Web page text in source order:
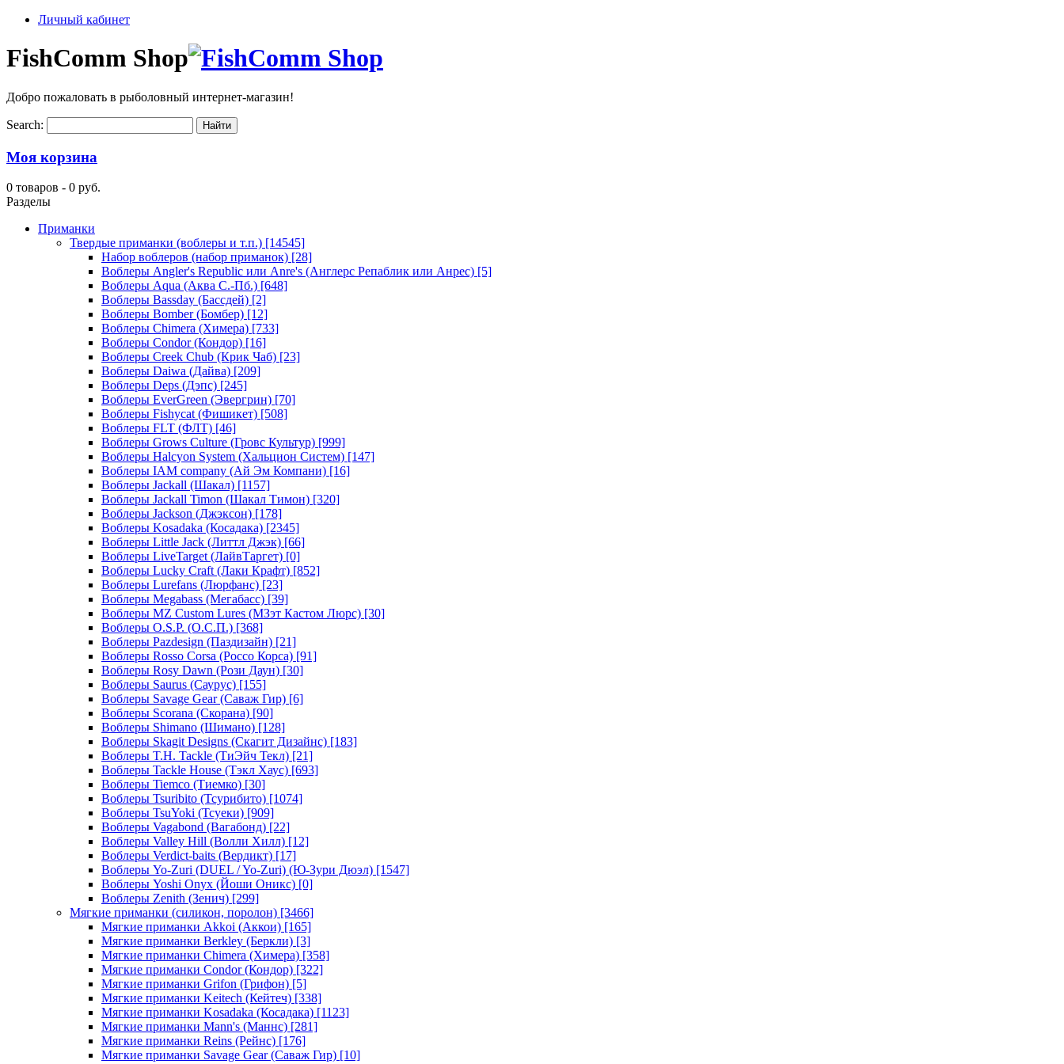
Личный кабинет
FishComm Shop
Добро пожаловать в рыболовный интернет-магазин!
Search:
Моя корзина
0 товаров - 0 руб.
Разделы
Приманки
Твердые приманки (воблеры и т.п.) [14545]
Набор воблеров (набор приманок) [28]
Воблеры Angler's Republic или Anre's (Англерс Репаблик или Анрес) [5]
Воблеры Aqua (Аква С.-Пб.) [648]
Воблеры Bassday (Бассдей) [2]
Воблеры Bomber (Бомбер) [12]
Воблеры Chimera (Химера) [733]
Воблеры Condor (Кондор) [16]
Воблеры Creek Chub (Крик Чаб) [23]
Воблеры Daiwa (Дайва) [209]
Воблеры Deps (Дэпс) [245]
Воблеры EverGreen (Эвергрин) [70]
Воблеры Fishycat (Фишикет) [508]
Воблеры FLT (ФЛТ) [46]
Воблеры Grows Culture (Гровс Культур) [999]
Воблеры Halcyon System (Хальцион Систем) [147]
Воблеры IAM company (Ай Эм Компани) [16]
Воблеры Jackall (Шакал) [1157]
Воблеры Jackall Timon (Шакал Тимон) [320]
Воблеры Jackson (Джэксон) [178]
Воблеры Kosadaka (Косадака) [2345]
Воблеры Little Jack (Литтл Джэк) [66]
Воблеры LiveTarget (ЛайвТаргет) [0]
Воблеры Lucky Craft (Лаки Крафт) [852]
Воблеры Lurefans (Люрфанс) [23]
Воблеры Megabass (Мегабасс) [39]
Воблеры MZ Custom Lures (МЗэт Кастом Люрс) [30]
Воблеры O.S.P. (О.С.П.) [368]
Воблеры Pazdesign (Паздизайн) [21]
Воблеры Rosso Corsa (Россо Корса) [91]
Воблеры Rosy Dawn (Рози Даун) [30]
Воблеры Saurus (Саурус) [155]
Воблеры Savage Gear (Саваж Гир) [6]
Воблеры Scorana (Скорана) [90]
Воблеры Shimano (Шимано) [128]
Воблеры Skagit Designs (Скагит Дизайнс) [183]
Воблеры T.H. Tackle (ТиЭйч Текл) [21]
Воблеры Tackle House (Тэкл Хаус) [693]
Воблеры Tiemco (Тиемко) [30]
Воблеры Tsuribito (Тсурибито) [1074]
Воблеры TsuYoki (Тсуеки) [909]
Воблеры Vagabond (Вагабонд) [22]
Воблеры Valley Hill (Волли Хилл) [12]
Воблеры Verdict-baits (Вердикт) [17]
Воблеры Yo-Zuri (DUEL / Yo-Zuri) (Ю-Зури Дюэл) [1547]
Воблеры Yoshi Onyx (Йоши Оникс) [0]
Воблеры Zenith (Зенич) [299]
Мягкие приманки (силикон, поролон) [3466]
Мягкие приманки Akkoi (Аккои) [165]
Мягкие приманки Berkley (Беркли) [3]
Мягкие приманки Chimera (Химера) [358]
Мягкие приманки Condor (Кондор) [322]
Мягкие приманки Grifon (Грифон) [5]
Мягкие приманки Keitech (Кейтеч) [338]
Мягкие приманки Kosadaka (Косадака) [1123]
Мягкие приманки Mann's (Маннс) [281]
Мягкие приманки Reins (Рейнс) [176]
Мягкие приманки Savage Gear (Саваж Гир) [10]